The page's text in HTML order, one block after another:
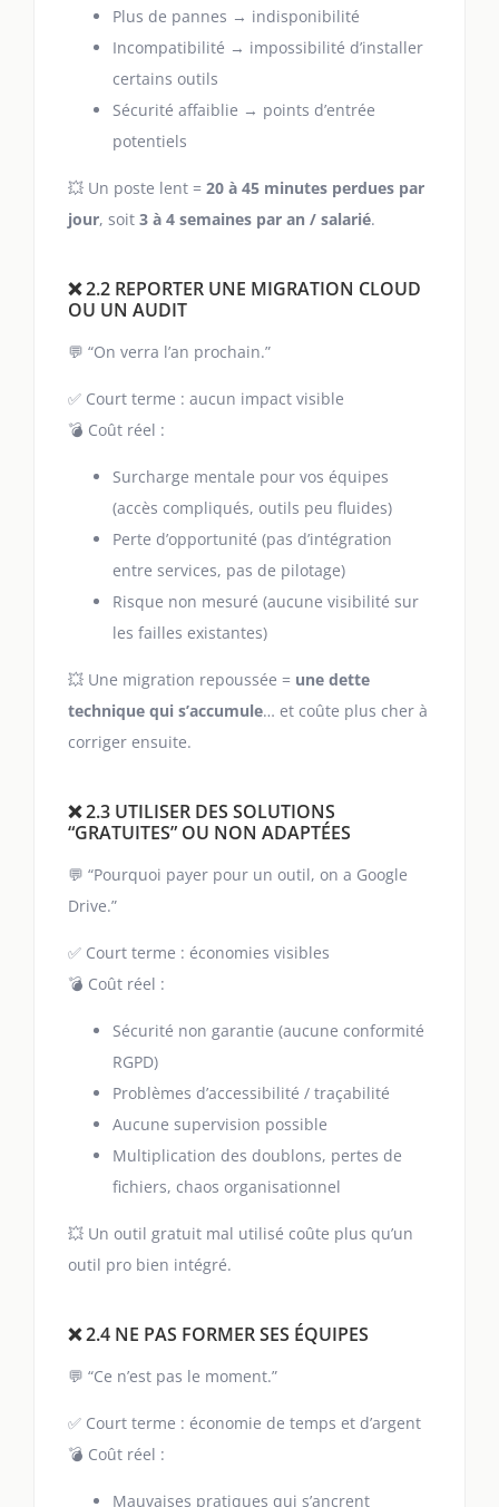
Plus de pannes → indisponibilité
Incompatibilité → impossibilité d’installer
certains outils
Sécurité affaiblie → points d’entrée
potentiels
💥 Un poste lent = 20 à 45 minutes perdues par
jour, soit 3 à 4 semaines par an / salarié.
❌ 2.2 REPORTER UNE MIGRATION CLOUD
OU UN AUDIT
💬 “On verra l’an prochain.”
✅ Court terme : aucun impact visible
💣 Coût réel :
Surcharge mentale pour vos équipes
(accès compliqués, outils peu fluides)
Perte d’opportunité (pas d’intégration
entre services, pas de pilotage)
Risque non mesuré (aucune visibilité sur
les failles existantes)
💥 Une migration repoussée = une dette
technique qui s’accumule… et coûte plus cher à
corriger ensuite.
❌ 2.3 UTILISER DES SOLUTIONS
“GRATUITES” OU NON ADAPTÉES
💬 “Pourquoi payer pour un outil, on a Google
Drive.”
✅ Court terme : économies visibles
💣 Coût réel :
Sécurité non garantie (aucune conformité
RGPD)
Problèmes d’accessibilité / traçabilité
Aucune supervision possible
Multiplication des doublons, pertes de
fichiers, chaos organisationnel
💥 Un outil gratuit mal utilisé coûte plus qu’un
outil pro bien intégré.
❌ 2.4 NE PAS FORMER SES ÉQUIPES
💬 “Ce n’est pas le moment.”
✅ Court terme : économie de temps et d’argent
💣 Coût réel :
Mauvaises pratiques qui s’ancrent